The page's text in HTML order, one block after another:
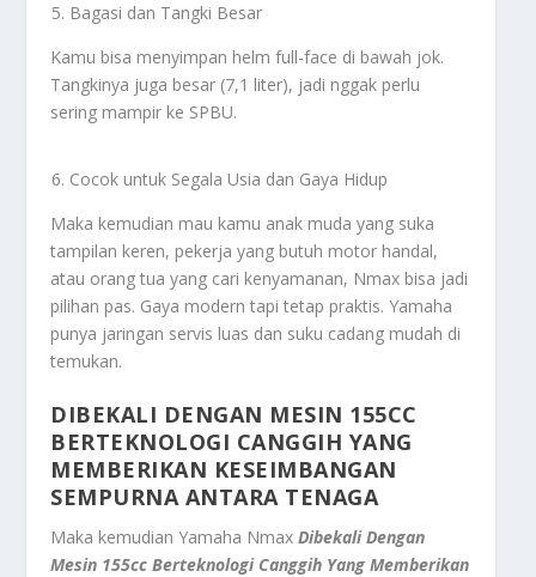
Bagasi dan Tangki Besar
Kamu bisa menyimpan helm full-face di bawah jok.
Tangkinya juga besar (7,1 liter), jadi nggak perlu
sering mampir ke SPBU.
Cocok untuk Segala Usia dan Gaya Hidup
Maka kemudian mau kamu anak muda yang suka
tampilan keren, pekerja yang butuh motor handal,
atau orang tua yang cari kenyamanan, Nmax bisa jadi
pilihan pas. Gaya modern tapi tetap praktis. Yamaha
punya jaringan servis luas dan suku cadang mudah di
temukan.
DIBEKALI DENGAN MESIN 155CC
BERTEKNOLOGI CANGGIH YANG
MEMBERIKAN KESEIMBANGAN
SEMPURNA ANTARA TENAGA
Maka kemudian Yamaha NmaxDibekali Dengan
Mesin 155cc Berteknologi Canggih Yang Memberikan